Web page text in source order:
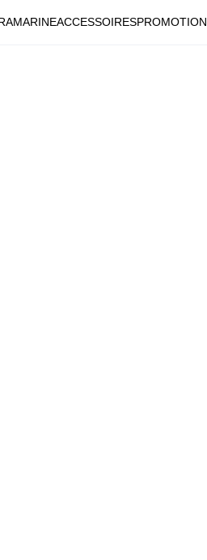
ACCESSOIRESPROMOTION